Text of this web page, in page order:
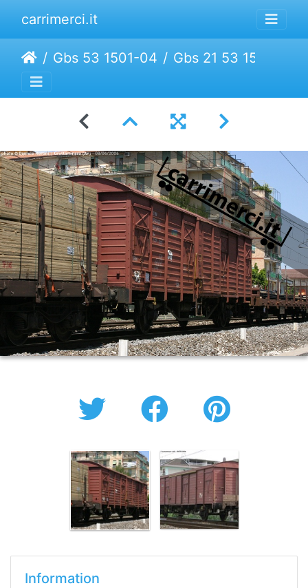
carrimerci.it
Gbs 53 1501-04 Gbs 21 53 1501 273-6 | CFR Marfa
Information